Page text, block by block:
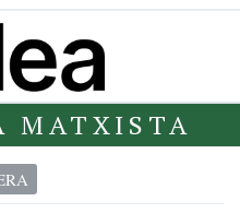
MATXISTA